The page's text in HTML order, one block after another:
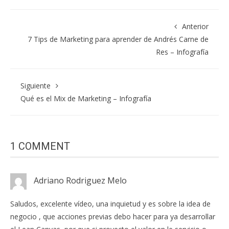
Anterior
7 Tips de Marketing para aprender de Andrés Carne de
Res – Infografía
Siguiente
Qué es el Mix de Marketing – Infografía
1 COMMENT
Adriano Rodriguez Melo
Saludos, excelente vídeo, una inquietud y es sobre la idea de
negocio , que acciones previas debo hacer para ya desarrollar